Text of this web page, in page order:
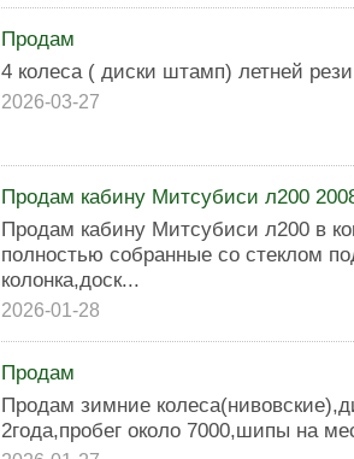
Продам
4 колеса ( диски штамп) летней
2026-03-27
Продам кабину Митсубиси л200
Продам кабину Митсубиси л200 в
полностью собранные со стеклом
колонка,доск...
2026-01-28
Продам
Продам зимние
2года,пробег около 7000,шипы на